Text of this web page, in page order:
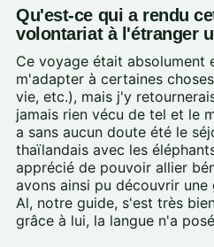
Qu'est-ce qui a rendu
volontariat à l'étranger
Ce voyage était absolument
m'adapter à certaines
vie, etc.), mais j'y
jamais rien vécu de tel et le
a sans aucun doute été le
thaïlandais avec les
apprécié de pouvoir allier
avons ainsi pu découvrir
Al, notre guide, s'est très
grâce à lui, la langue n'a